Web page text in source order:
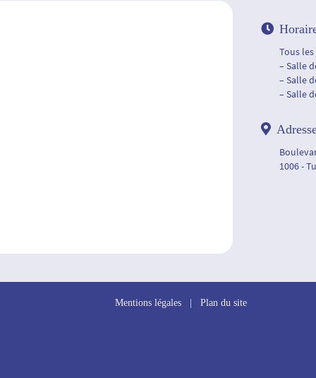
Tous
– Salle
– Salle
– Salle
1006 -
Mentions légales Plan du site